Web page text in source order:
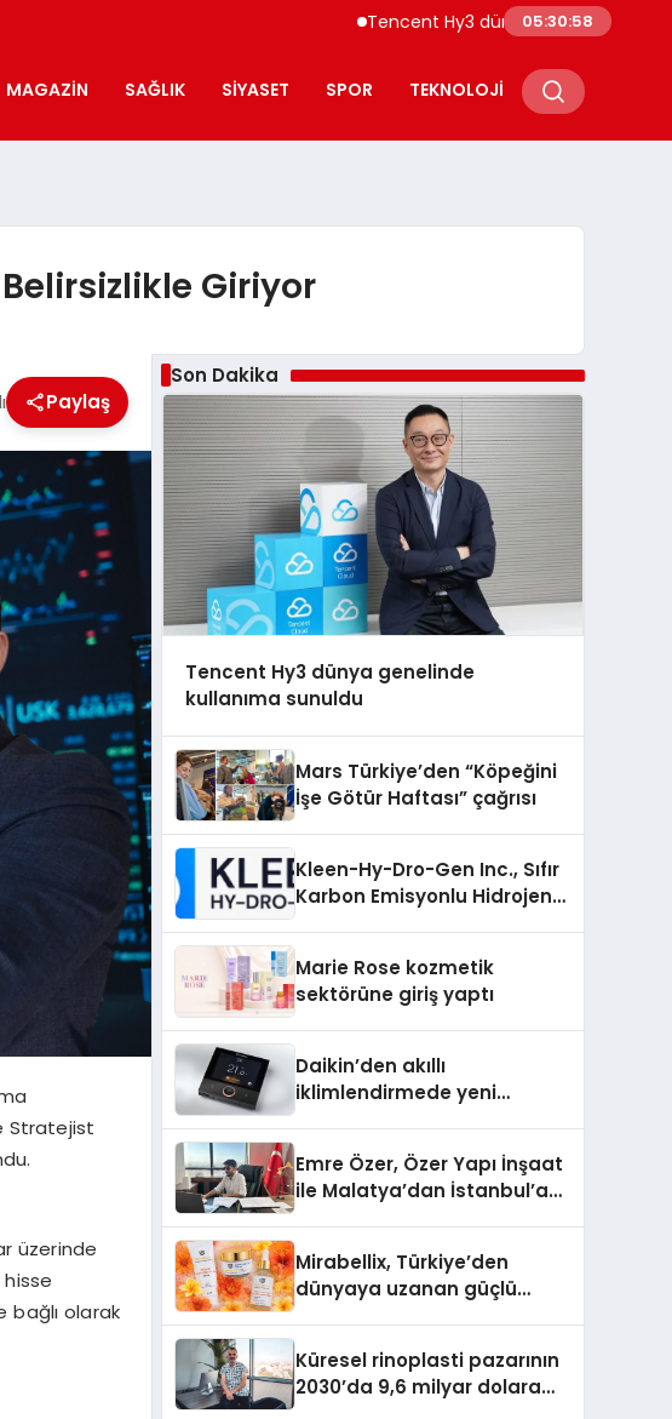
Tencent Hy3 dünya genelinde kullanıma
05:30:59
MAGAZIN SAĞLIK SIYASET SPOR TEKNOLOJI
Giriyor
Paylaş
Stratejist
üzerinde
bağlı olarak
Son Dakika
Tencent Hy3 dünya genelinde
kullanıma sunuldu
Mars Türkiye’den “Köpeğini
İşe Götür Haftası” çağrısı
Kleen-Hy-Dro-Gen Inc., Sıfır
Karbon Emisyonlu Hidrojen
Aldı
Marie Rose kozmetik
sektörüne giriş yaptı
Daikin’den akıllı
iklimlendirmede yeni
Emre Özer, Özer Yapı İnşaat
ile Malatya’dan İstanbul’a
Mirabellix, Türkiye’den
dünyaya uzanan güçlü
Küresel rinoplasti pazarının
2030’da 9,6 milyar dolara